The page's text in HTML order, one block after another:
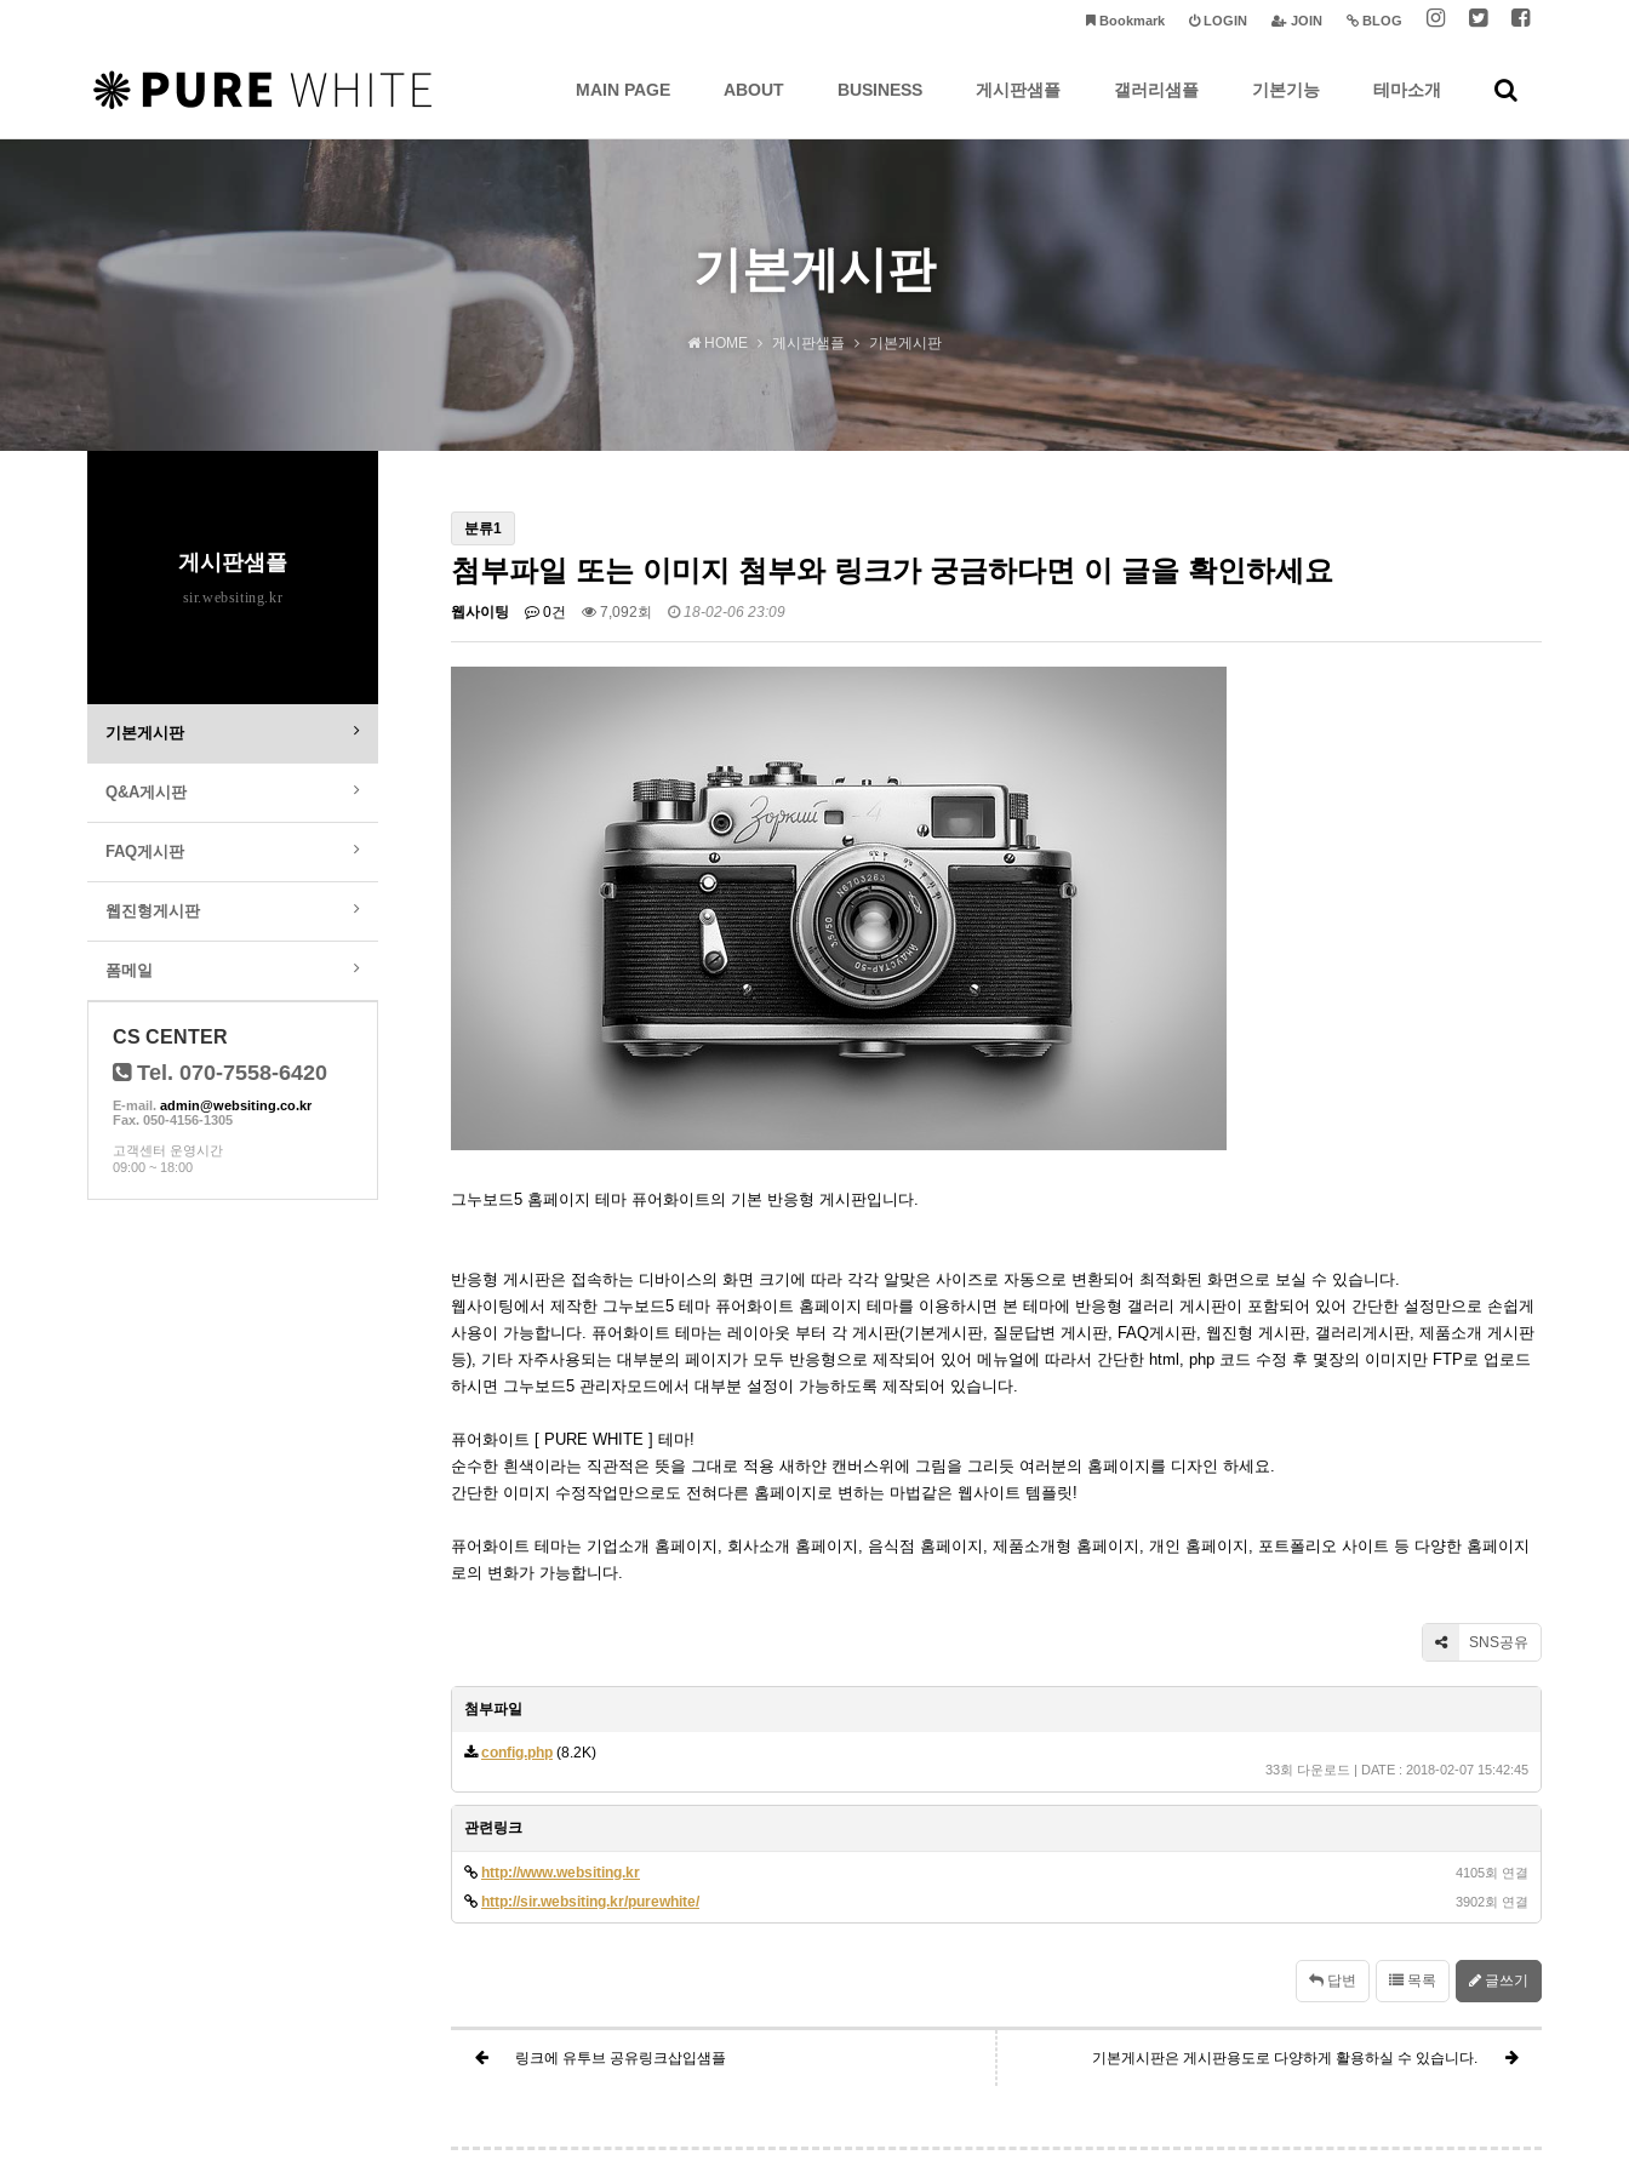
BLOG
JOIN
LOGIN
Bookmark
MAIN PAGE ABOUT BUSINESS 게시판샘플 갤러리샘플 기본기능
하위분류
테마소개
하위분류
기본게시판
HOME 게시판샘플 기본게시판
분류1
첨부파일 또는 이미지 첨부와 링크가 궁금하다면 이 글을 확인하세요
웹사이팅 0건 7,092회 18-02-06 23:09
그누보드5 홈페이지 테마 퓨어화이트의 기본 반응형 게시판입니다.
반응형 게시판은 접속하는 디바이스의 화면 크기에 따라 각각 알맞은 사이즈로 자동으로 변환되어 최적화된 화면으로 보실 수 있습니다.
웹사이팅에서 제작한 그누보드5 테마 퓨어화이트 홈페이지 테마를 이용하시면 본 테마에 반응형 갤러리 게시판이 포함되어 있어 간단한 설정만으로 손쉽게
사용이 가능합니다. 퓨어화이트 테마는 레이아웃 부터 각 게시판(기본게시판, 질문답변 게시판, FAQ게시판, 웹진형 게시판, 갤러리게시판, 제품소개 게시판
등), 기타 자주사용되는 대부분의 페이지가 모두 반응형으로 제작되어 있어 메뉴얼에 따라서 간단한 html, php 코드 수정 후 몇장의 이미지만 FTP로 업로드
하시면 그누보드5 관리자모드에서 대부분 설정이 가능하도록 제작되어 있습니다.
퓨어화이트 [ PURE WHITE ] 테마!
순수한 흰색이라는 직관적은 뜻을 그대로 적용 새하얀 캔버스위에 그림을 그리듯 여러분의 홈페이지를 디자인 하세요.
간단한 이미지 수정작업만으로도 전혀다른 홈페이지로 변하는 마법같은 웹사이트 템플릿!
퓨어화이트 테마는 기업소개 홈페이지, 회사소개 홈페이지, 음식점 홈페이지, 제품소개형 홈페이지, 개인 홈페이지, 포트폴리오 사이트 등 다양한 홈페이지
로의 변화가 가능합니다.
SNS공유
첨부파일
config.php (8.2K)
33회 다운로드 | DATE : 2018-02-07 15:42:45
관련링크
http://www.websiting.kr 4105회 연결
http://sir.websiting.kr/purewhite/ 3902회 연결
답변 목록 글쓰기
링크에 유투브 공유링크삽입샘플 기본게시판은 게시판용도로 다양하게 활용하실 수 있습니다.
게시판샘플
sir.websiting.kr
기본게시판
Q&A게시판
FAQ게시판
웹진형게시판
폼메일
CS CENTER
Tel. 070-7558-6420
E-mail. admin@websiting.co.kr
Fax. 050-4156-1305
고객센터 운영시간
09:00 ~ 18:00